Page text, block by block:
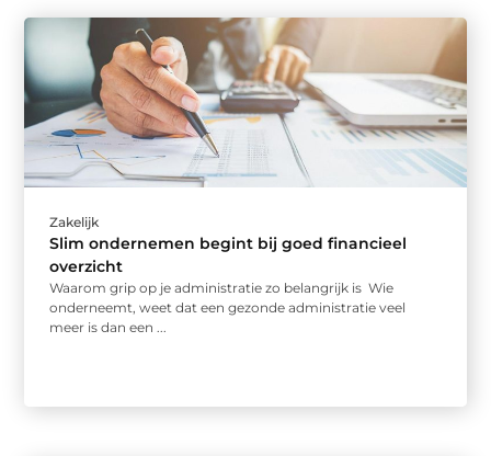
Zakelijk
Slim ondernemen begint bij goed financieel
overzicht
Waarom grip op je administratie zo belangrijk is Wie
onderneemt, weet dat een gezonde administratie veel
meer is dan een ...